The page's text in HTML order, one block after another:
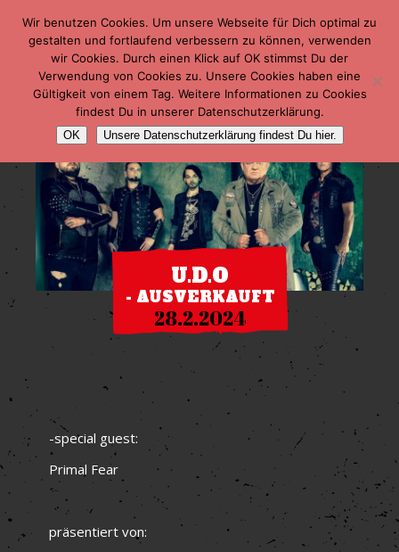
U.D.O
- AUSVERKAUFT
28.2.2024
-special guest:
Primal Fear
präsentiert von:
Wir benutzen Cookies. Um unsere Webseite für Dich optimal zu
gestalten und fortlaufend verbessern zu können, verwenden
wir Cookies. Durch einen Klick auf OK stimmst Du der
Verwendung von Cookies zu. Unsere Cookies haben eine
Gültigkeit von einem Tag. Weitere Informationen zu Cookies
findest Du in unserer Datenschutzerklärung.
OK Unsere Datenschutzerklärung findest Du hier.